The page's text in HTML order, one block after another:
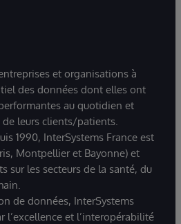
et organisations à
des données dont elles ont
au quotidien et
leurs clients/patients.
1990, InterSystems France est
Montpellier et Bayonne) et
sur les secteurs de la santé, du
de données, InterSystems
l’excellence et l’interopérabilité